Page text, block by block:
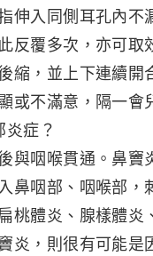
伸入同側耳孔內不
反覆多次，亦可取
縮，並上下連續開
或不滿意，隔一會
症？
與咽喉貫通。鼻竇
鼻咽部、咽喉部，
桃體炎、腺樣體炎
炎，則很有可能是